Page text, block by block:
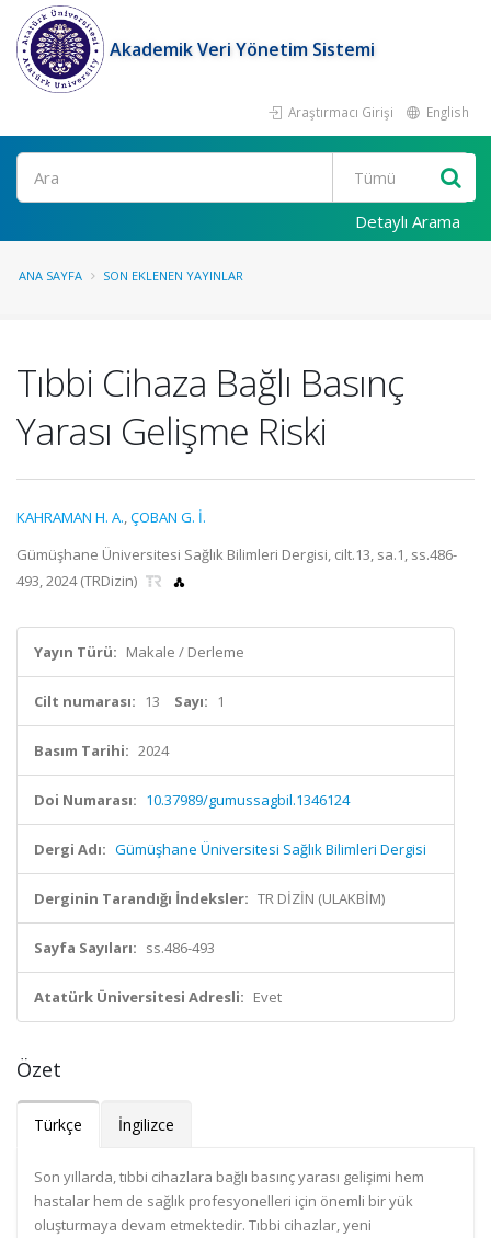
Akademik Veri Yönetim Sistemi
Araştırmacı Girişi English
Ara
Detaylı Arama
ANA SAYFA SON EKLENEN YAYINLAR
Tıbbi Cihaza Bağlı Basınç
Yarası Gelişme Riski
KAHRAMAN H. A.,ÇOBAN G. İ.
Gümüşhane Üniversitesi Sağlık Bilimleri Dergisi, cilt.13, sa.1, ss.486-
493, 2024 (TRDizin)
Yayın Türü: Makale / Derleme
Cilt numarası: 13 Sayı: 1
Basım Tarihi: 2024
Doi Numarası: 10.37989/gumussagbil.1346124
Dergi Adı: Gümüşhane Üniversitesi Sağlık Bilimleri Dergisi
Derginin Tarandığı İndeksler: TR DİZİN (ULAKBİM)
Sayfa Sayıları: ss.486-493
Atatürk Üniversitesi Adresli: Evet
Özet
Türkçe İngilizce
Son yıllarda, tıbbi cihazlara bağlı basınç yarası gelişimi hem
hastalar hem de sağlık profesyonelleri için önemli bir yük
oluşturmaya devam etmektedir. Tıbbi cihazlar, yeni